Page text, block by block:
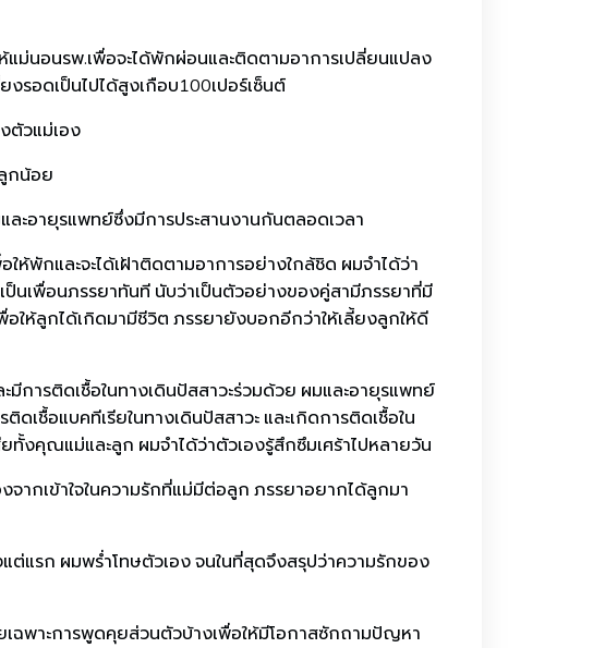
แม่นอนรพ.เพื่อจะได้พักผ่อนและติดตามอาการเปลี่ยนแปลง
รอดเป็นไปได้สูงเกือบ100เปอร์เซ็นต์
ตัวแม่เอง
กน้อย
อายุรแพทย์ซึ่งมีการประสานงานกันตลอดเวลา
ห้พักและจะได้เฝ้าติดตามอาการอย่างใกล้ชิด ผมจำได้ว่า
นเพื่อนภรรยาทันที นับว่าเป็นตัวอย่างของคู่สามีภรรยาที่มี
ให้ลูกได้เกิดมามีชีวิต ภรรยายังบอกอีกว่าให้เลี้ยงลูกให้ดี
การติดเชื้อในทางเดินปัสสาวะร่วมด้วย ผมและอายุรแพทย์
ชื้อแบคทีเรียในทางเดินปัสสาวะ และเกิดการติดเชื้อใน
ทั้งคุณแม่และลูก ผมจำได้ว่าตัวเองรู้สึกซึมเศร้าไปหลายวัน
ากเข้าใจในความรักที่แม่มีต่อลูก ภรรยาอยากได้ลูกมา
แรก ผมพร่ำโทษตัวเอง จนในที่สุดจึงสรุปว่าความรักของ
เฉพาะการพูดคุยส่วนตัวบ้างเพื่อให้มีโอกาสซักถามปัญหา